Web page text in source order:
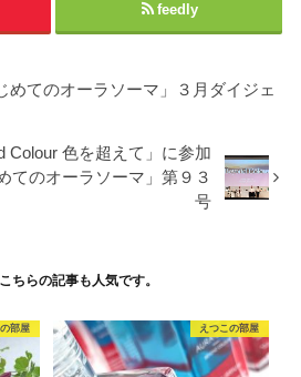
feedly
めてのオーラソーマ」３月ダイジェ
Colour 色を超えて」に参加
てのオーラソーマ」第９３
号
こちらの記事も人気です。
部屋 えつこの部屋